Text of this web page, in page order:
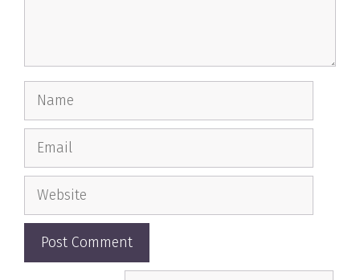
Name
Email
Website